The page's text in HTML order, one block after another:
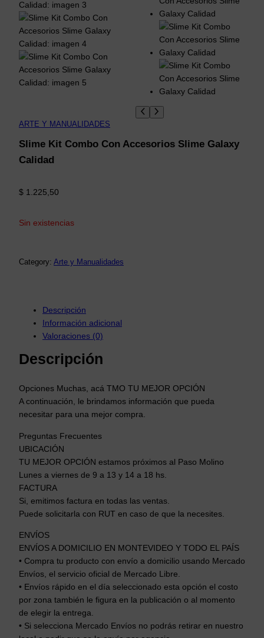
ARTE Y MANUALIDADES
Slime Kit Combo Con Accesorios Slime Galaxy
Calidad
$ 1.225,50
Sin existencias
Category: Arte y Manualidades
Descripción
Información adicional
Valoraciones (0)
Descripción
Opciones Muchas, acá TMO TU MEJOR OPCIÓN
A continuación, le brindamos información que pueda
necesitar para una mejor compra.
Preguntas Frecuentes
UBICACIÓN
TU MEJOR OPCIÓN estamos próximos al Paso Molino
Lunes a viernes de 9 a 13 y 14 a 18 hs.
FACTURA
Si, emitimos factura en todas las ventas.
Puede solicitarla con RUT en caso de que la necesites.
ENVÍOS
ENVÍOS A DOMICILIO EN MONTEVIDEO Y TODO EL PAÍS
• Compra tu producto con envío a domicilio usando Mercado
Envíos, el servicio oficial de Mercado Libre.
• Envíos rápido en el día seleccionado esta opción el costo
por zona también le figura en la publicación o al momento
de elegir la entrega.
• Si selecciona Mercado Envíos no podrás retirar en nuestro